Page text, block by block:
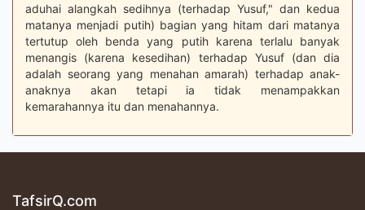
aduhai alangkah sedihnya (terhadap Yusuf," dan kedua
matanya menjadi putih) bagian yang hitam dari matanya
tertutup oleh benda yang putih karena terlalu banyak
menangis (karena kesedihan) terhadap Yusuf (dan dia
adalah seorang yang menahan amarah) terhadap anak-
anaknya akan tetapi ia tidak menampakkan
kemarahannya itu dan menahannya.
TafsirQ.com